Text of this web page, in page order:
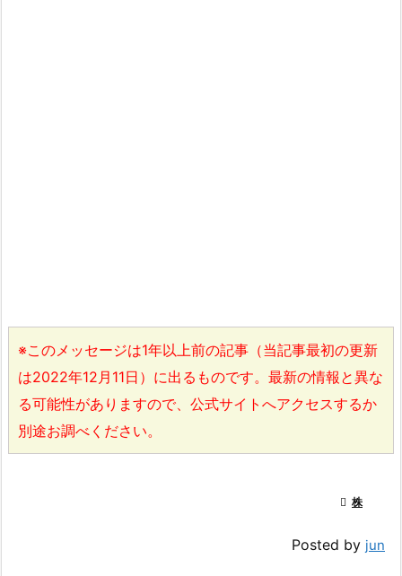
※このメッセージは1年以上前の記事（当記事最初の更新
は2022年12月11日）に出るものです。最新の情報と異な
る可能性がありますので、公式サイトへアクセスするか
別途お調べください。
 株
Posted by jun